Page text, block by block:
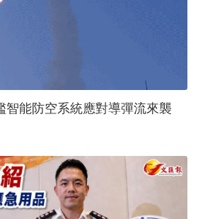
智能防空系統應對導彈流來襲